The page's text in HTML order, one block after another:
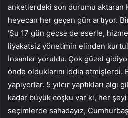
anketlerdeki son durumu aktaran
heyecan her geçen gün artıyor.
‘Şu 17 gün geçse de eserle,
liyakatsiz yönetimin elinden
İnsanlar yoruldu. Çok güzel
önde olduklarını iddia etmişlerdi.
yapıyorlar. 5 yıldır yaptıkları algı
kadar büyük coşku var ki, her şeyi
seçimlerde sahadayız,